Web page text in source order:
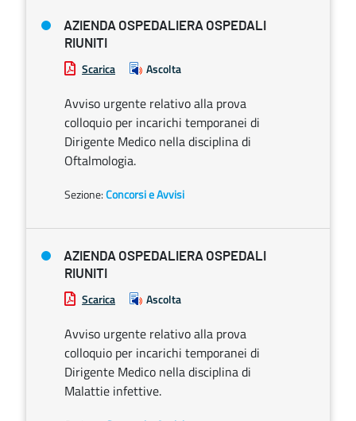
AZIENDA OSPEDALIERA OSPEDALI
RIUNITI
Scarica Ascolta
Avviso urgente relativo alla prova
colloquio per incarichi temporanei di
Dirigente Medico nella disciplina di
Oftalmologia.
Sezione:Concorsi e Avvisi
AZIENDA OSPEDALIERA OSPEDALI
RIUNITI
Scarica Ascolta
Avviso urgente relativo alla prova
colloquio per incarichi temporanei di
Dirigente Medico nella disciplina di
Malattie infettive.